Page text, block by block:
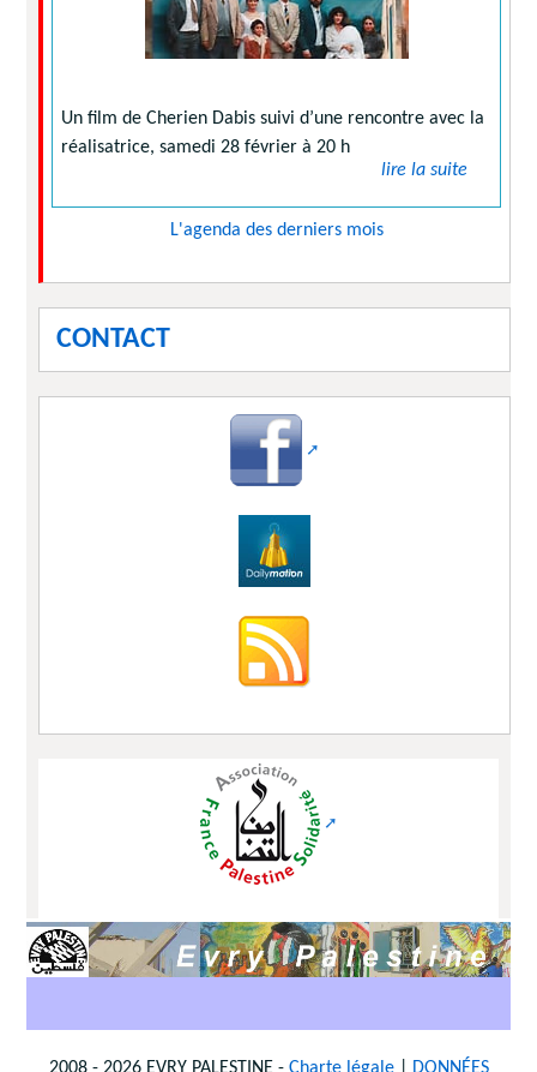
Un film de Cherien Dabis suivi d’une rencontre avec la
réalisatrice, samedi 28 février à 20 h
lire la suite
L'agenda des derniers mois
CONTACT